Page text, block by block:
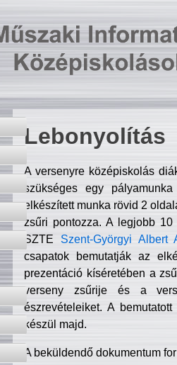
Lebonyolítás
A versenyre középiskolás
szükséges egy
elkészített munka rövid 2
zsűri pontozza. A legjobb
SZTE Szent-Györgyi Albert
csapatok bemutatják az
prezentáció kíséretében a
verseny zsűrije és a
észrevételeiket. A
készül majd.
A beküldendő dokumentum